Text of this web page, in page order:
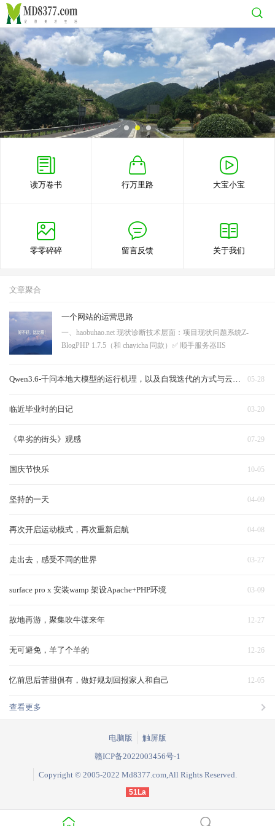
读万卷书 行万里路 大宝小宝
零零碎碎 留言反馈 关于我们
文章聚合
一个网站的运营思路
一、haobuhao.net 现状诊断技术层面：项目现状问题系统Z-
BlogPHP 1.7.5（和 chayicha 同款）✅ 顺手服务器IIS
擎收录靠运气URL 结构?
05-28
03-20
临近毕业时的日记
07-29
《卑劣的街头》观感
10-05
国庆节快乐
04-09
坚持的一天
04-08
再次开启运动模式，再次重新启航
03-27
走出去，感受不同的世界
03-09
surface pro x 安装wamp 架设Apache+PHP环境
12-27
故地再游，聚集吹牛谋来年
12-26
无可避免，羊了个羊的
12-05
忆前思后苦甜俱有，做好规划回报家人和自己
查看更多
电脑版
触屏版
赣ICP备2022003456号-1
Copyright © 2005-2022 Md8377.com,All Rights Reserved.
51La